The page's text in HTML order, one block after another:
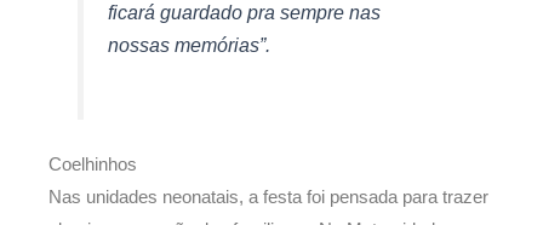
ficará guardado pra sempre nas
nossas memórias”.
Coelhinhos
Nas unidades neonatais, a festa foi pensada para trazer